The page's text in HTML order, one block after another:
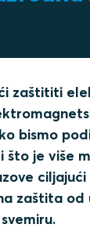
zaštititi
bismo
što je više
zaštita od